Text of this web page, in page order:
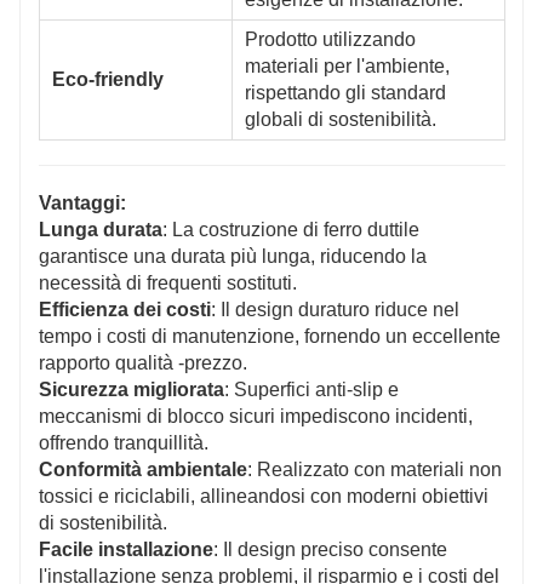
Eco-friendly
Prodotto utilizzando
materiali per l'ambiente,
rispettando gli standard
globali di sostenibilità.
Vantaggi:
Lunga durata: La costruzione di ferro duttile
garantisce una durata più lunga, riducendo la
necessità di frequenti sostituti.
Efficienza dei costi: Il design duraturo riduce nel
tempo i costi di manutenzione, fornendo un eccellente
rapporto qualità -prezzo.
Sicurezza migliorata: Superfici anti-slip e
meccanismi di blocco sicuri impediscono incidenti,
offrendo tranquillità.
Conformità ambientale: Realizzato con materiali non
tossici e riciclabili, allineandosi con moderni obiettivi
di sostenibilità.
Facile installazione: Il design preciso consente
l'installazione senza problemi, il risparmio e i costi del